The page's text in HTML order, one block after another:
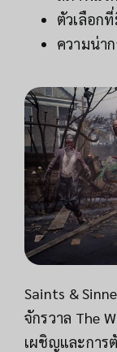
ตัวเลือก
ความน่า
Saints &
จักรวาล The
เผชิญและการ